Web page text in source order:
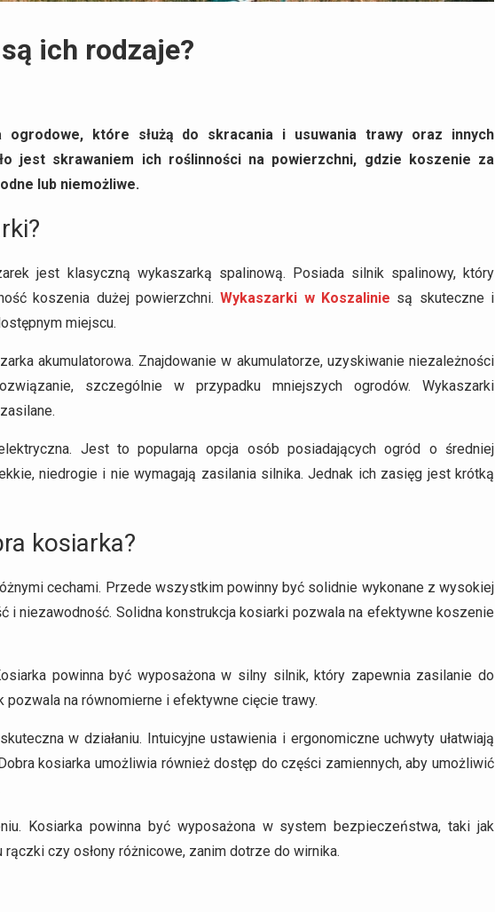
ich rodzaje?
ogrodowe, które służą do skracania i usuwania trawy oraz innych
jest skrawaniem ich roślinności na powierzchni, gdzie koszenie za
lub niemożliwe.
jest klasyczną wykaszarką spalinową. Posiada silnik spalinowy, który
koszenia dużej powierzchni.Wykaszarki w Koszalinie są skuteczne i
miejscu.
akumulatorowa. Znajdowanie w akumulatorze, uzyskiwanie niezależności
szczególnie w przypadku mniejszych ogrodów. Wykaszarki
Jest to popularna opcja osób posiadających ogród o średniej
niedrogie i nie wymagają zasilania silnika. Jednak ich zasięg jest krótką
kosiarka?
cechami. Przede wszystkim powinny być solidnie wykonane z wysokiej
i niezawodność. Solidna konstrukcja kosiarki pozwala na efektywne koszenie
powinna być wyposażona w silny silnik, który zapewnia zasilanie do
na równomierne i efektywne cięcie trawy.
w działaniu. Intuicyjne ustawienia i ergonomiczne uchwyty ułatwiają
kosiarka umożliwia również dostęp do części zamiennych, aby umożliwić
Kosiarka powinna być wyposażona w system bezpieczeństwa, taki jak
czy osłony różnicowe, zanim dotrze do wirnika.